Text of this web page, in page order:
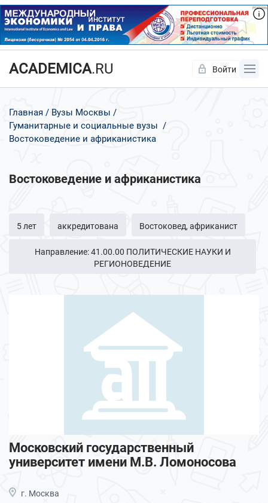
ACADEMICA.RU Войти
Главная
Вузы Москвы
Гуманитарные и социальные вузы
Востоковедение и африканистика
Востоковедение и африканистика
5 лет аккредитована Востоковед, африканист
Направление: 41.00.00 ПОЛИТИЧЕСКИЕ НАУКИ И
РЕГИОНОВЕДЕНИЕ
Московский государственный
университет имени М.В. Ломоносова
г. Москва
Да Нет